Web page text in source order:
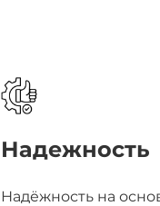
Надежность
Надёжность на